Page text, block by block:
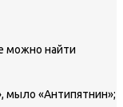
можно найти
мыло «Антипятнин»;